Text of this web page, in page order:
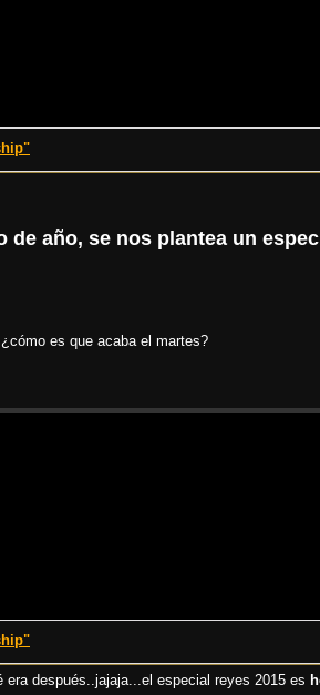
año, se nos plantea un
es que acaba el martes?
después..jajaja...el especial reyes 2015 es